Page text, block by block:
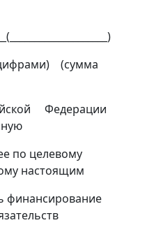
(сумма
Федерации
по целевому
настоящим
финансирование